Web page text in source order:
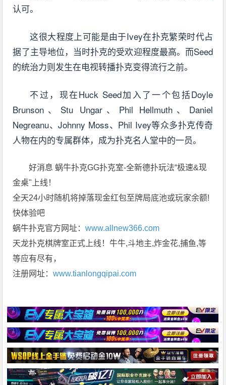
认可。
这很大程度上可能是由于Ivey在扑克繁荣时代占
据了主导地位，当时扑克的受欢迎程度最高。而Seed
的统治力则发生在电视转播扑克变得流行之前。
不过，现在Huck Seed加入了一个包括Doyle
Brunson、Stu Ungar、Phil Hellmuth、Daniel
Negreanu、Johnny Moss、Phil Ivey等众多扑克传奇
人物在内的专属群体，成为扑克名人堂中的一员。
好消息 蜗牛扑克GG扑克室-全新德扑玩法“极速&现
金桌"上线！
全天24小时随机将掉落现金红包至牌局底池或玩家余额!
快体验吧
蜗牛扑克官方网址：www.allnew366.com
天龙扑克棋牌室正式上线！牛牛,斗地主,炸金花,捕鱼,等
等应有尽有，
注册网址：www.tianlongqipai.com